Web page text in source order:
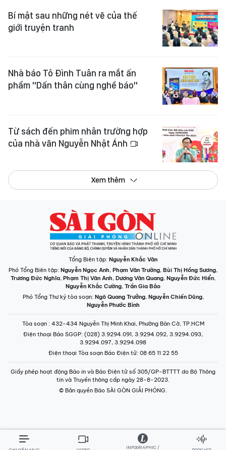
Bí mật sau những nét vẽ của thế
giới truyện tranh
Nhà báo Tô Đình Tuân ra mắt ấn
phẩm "Dấn thân cùng nghề báo"
Từ sách đến phim nhân trường hợp
của nhà văn Nguyễn Nhật Ánh
Xem thêm
Tổng Biên tập: Nguyễn Khắc Văn
Phó Tổng Biên tập: Nguyễn Ngọc Anh, Phạm Văn Trường, Bùi Thị Hồng Sương,
Trương Đức Nghĩa, Phạm Thị Vân Anh, Dương Văn Quang, Nguyễn Đức Hiển,
Nguyễn Khắc Cường, Trần Gia Bảo
Phó Tổng Thư ký tòa soạn: Ngô Quang Trưởng, Nguyễn Chiến Dũng,
Nguyễn Phước Bình
Tòa soạn : 432-434 Nguyễn Thị Minh Khai, Phường Bàn Cờ, TP.HCM
Điện thoại Báo SGGP: (028) 3.9294.091, 3.9294.092, 3.9294.093,
3.9294.097, 3.9294.098
Điện thoại Tòa soạn Báo Điện tử: 08 65 11 22 55
Giấy phép hoạt động Báo in và Báo Điện tử số 305/GP-BTTTT do Bộ Thông
tin và Truyền thông cấp ngày 28-8-2023.
© Bản quyền Báo SÀI GÒN GIẢI PHÓNG.
INFOGRAPHIC /